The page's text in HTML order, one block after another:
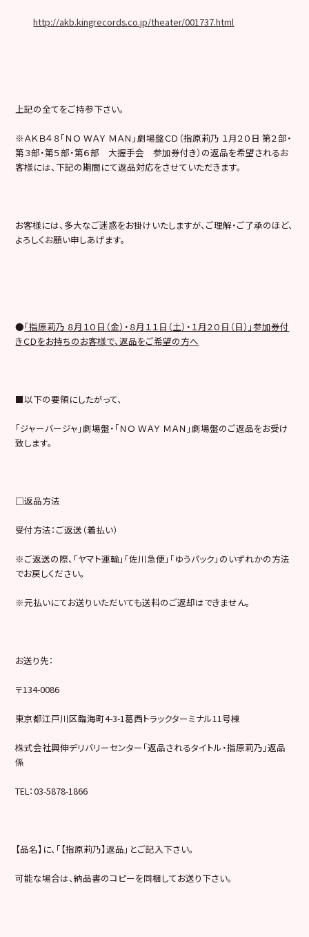
http://akb.kingrecords.co.jp/theater/001737.html
上記の全てをご持参下さい。
※ＡＫＢ４８「ＮＯ ＷＡＹ ＭＡＮ」劇場盤ＣＤ（指原莉乃 １月２０日 第２部・
第３部・第５部・第６部 大握手会 参加券付き）の返品を希望されるお
客様には、下記の期間にて返品対応をさせていただきます。
お客様には、多大なご迷惑をお掛けいたしますが、ご理解・ご了承のほど、
よろしくお願い申しあげます。
●「指原莉乃 ８月１０日（金）・８月１１日（土）・１月２０日（日）」参加券付
きＣＤをお持ちのお客様で、返品をご希望の方へ
■以下の要領にしたがって、
「ジャーバージャ」劇場盤・「ＮＯ ＷＡＹ ＭＡＮ」劇場盤のご返品をお受け
致します。
□返品方法
受付方法：ご返送（着払い）
※ご返送の際、「ヤマト運輸」「佐川急便」「ゆうパック」のいずれかの方法
でお戻しください。
※元払いにてお送りいただいても送料のご返却はできません。
お送り先：
〒134-0086
東京都江戸川区臨海町4-3-1葛西トラックターミナル11号棟
株式会社興伸デリバリーセンター「返品されるタイトル・指原莉乃」返品
係
TEL：03-5878-1866
【品名】に、「【指原莉乃】返品」とご記入下さい。
可能な場合は、納品書のコピーを同梱してお送り下さい。